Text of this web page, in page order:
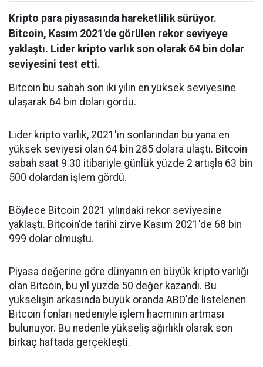
Kripto para piyasasında hareketlilik sürüyor.
Bitcoin, Kasım 2021'de görülen rekor seviyeye
yaklaştı. Lider kripto varlık son olarak 64 bin dolar
seviyesini test etti.
Bitcoin bu sabah son iki yılın en yüksek seviyesine
ulaşarak 64 bin doları gördü.
Lider kripto varlık, 2021'in sonlarından bu yana en
yüksek seviyesi olan 64 bin 285 dolara ulaştı. Bitcoin
sabah saat 9.30 itibariyle günlük yüzde 2 artışla 63 bin
500 dolardan işlem gördü.
Böylece Bitcoin 2021 yılındaki rekor seviyesine
yaklaştı. Bitcoin'de tarihi zirve Kasım 2021'de 68 bin
999 dolar olmuştu.
Piyasa değerine göre dünyanın en büyük kripto varlığı
olan Bitcoin, bu yıl yüzde 50 değer kazandı. Bu
yükselişin arkasında büyük oranda ABD'de listelenen
Bitcoin fonları nedeniyle işlem hacminin artması
bulunuyor. Bu nedenle yükseliş ağırlıklı olarak son
birkaç haftada gerçekleşti.